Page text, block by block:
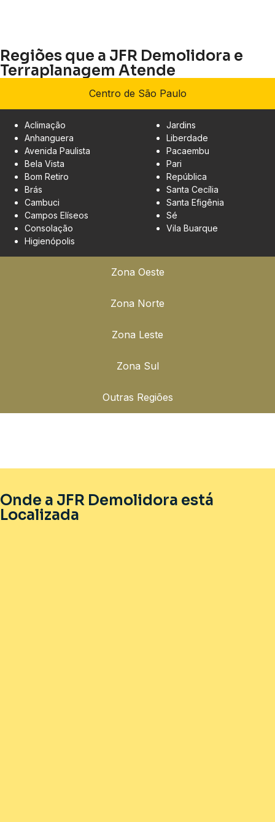
Regiões que a JFR Demolidora e
Terraplanagem Atende
Centro de São Paulo
Zona Oeste
Zona Norte
Zona Leste
Zona Sul
Outras Regiões
Aclimação
Anhanguera
Avenida Paulista
Bela Vista
Bom Retiro
Brás
Cambuci
Campos Elíseos
Consolação
Higienópolis
Jardins
Liberdade
Pacaembu
Pari
República
Santa Cecília
Santa Efigênia
Sé
Vila Buarque
Onde a JFR Demolidora está
Localizada